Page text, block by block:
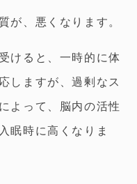
が、悪くなります。
けると、一時的に体
しますが、過剰なス
よって、脳内の活性
眠時に高くなりま